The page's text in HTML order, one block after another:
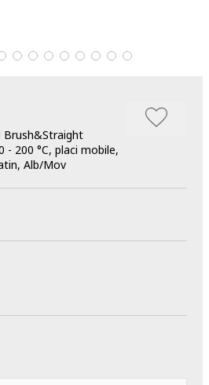
Brush&Straight
- 200 °C, placi mobile,
Alb/Mov